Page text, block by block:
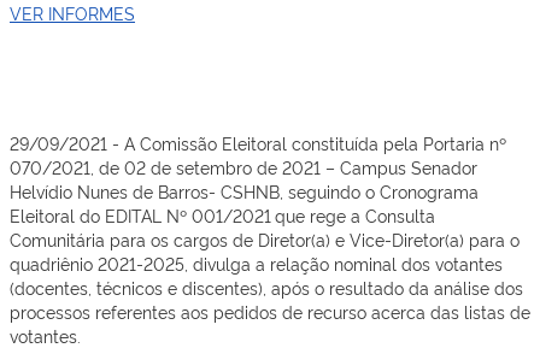
VER INFORMES
29/09/2021 - A Comissão Eleitoral constituída pela Portaria nº
070/2021, de 02 de setembro de 2021 – Campus Senador
Helvídio Nunes de Barros- CSHNB, seguindo o Cronograma
Eleitoral do EDITAL Nº 001/2021 que rege a Consulta
Comunitária para os cargos de Diretor(a) e Vice-Diretor(a) para o
quadriênio 2021-2025, divulga a relação nominal dos votantes
(docentes, técnicos e discentes), após o resultado da análise dos
processos referentes aos pedidos de recurso acerca das listas de
votantes.